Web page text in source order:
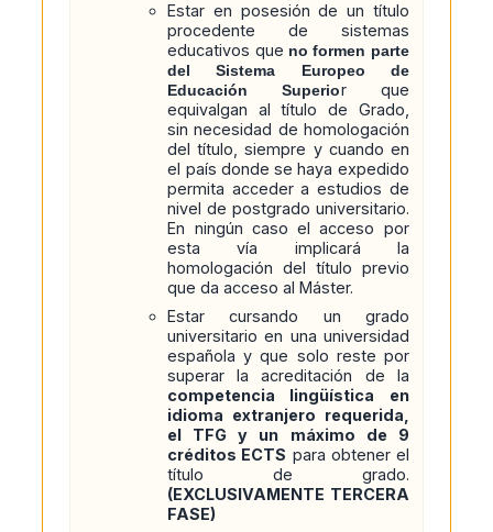
Estar en posesión de un título
procedente de sistemas
educativos que no formen parte
del Sistema Europeo de
Educación Superior que
equivalgan al título de Grado,
sin necesidad de homologación
del título, siempre y cuando en
el país donde se haya expedido
permita acceder a estudios de
nivel de postgrado universitario.
En ningún caso el acceso por
esta vía implicará la
homologación del título previo
que da acceso al Máster.
Estar cursando un grado
universitario en una universidad
española y que solo reste por
superar la acreditación de la
competencia lingüística en
idioma extranjero requerida,
el TFG y un máximo de 9
créditos ECTS para obtener el
título de grado.
(EXCLUSIVAMENTE TERCERA
FASE)